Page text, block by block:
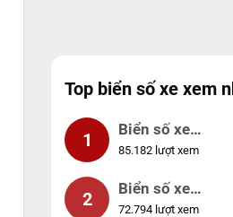
Top biển số xe xem
1
Biển số xe
99999
85.182 lượt xem
2
Biển số xe
04953
72.794 lượt xem